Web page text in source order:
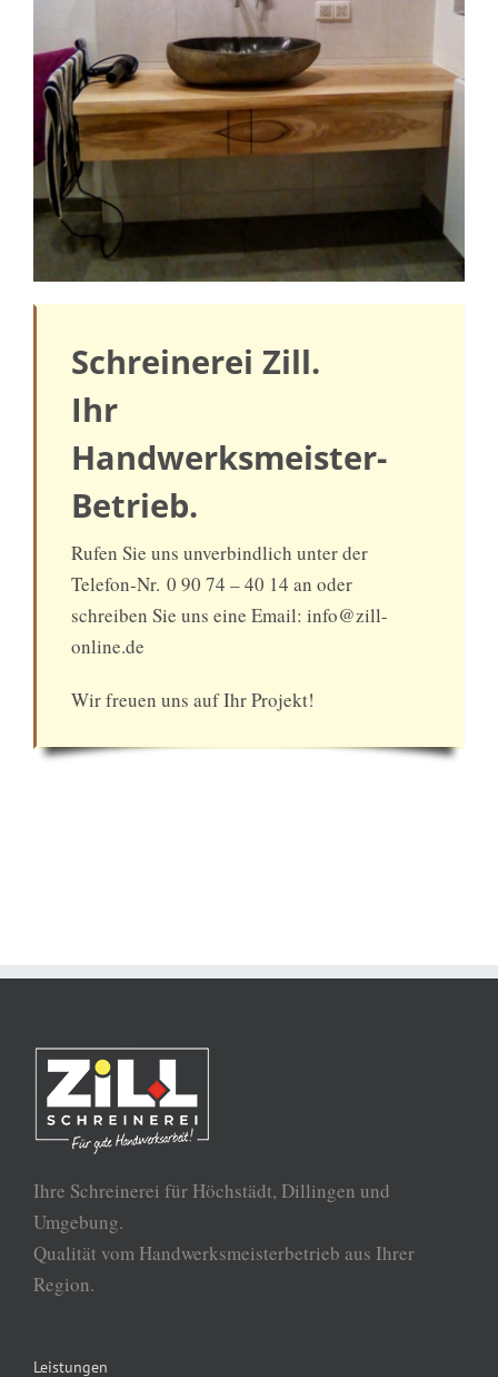
Schreinerei Zill.
Ihr
Handwerksmeister-
Betrieb.
Rufen Sie uns unverbindlich unter der
Telefon-Nr. 0 90 74 – 40 14 an oder
schreiben Sie uns eine Email: info@zill-
online.de
Wir freuen uns auf Ihr Projekt!
Ihre Schreinerei für Höchstädt, Dillingen und
Umgebung.
Qualität vom Handwerksmeisterbetrieb aus Ihrer
Region.
Leistungen